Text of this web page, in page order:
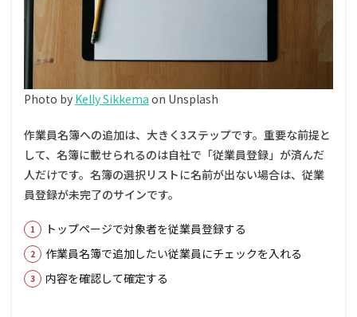
簿を
登録
する
的な
3
済み
の名
あと
から
作業
追加
Photo by Kelly Sikkema on Unsplash
作業員名簿への追加は、大きく3ステップです。重要な前提と
して、名簿に載せられるのは自社で「従業員登録」が済んだ
人だけです。名簿の選択リストに名前が出ない場合は、従業
員登録が未完了のサインです。
トップページで対象者を従業員登録する
作業員名簿で追加したい従業員にチェックを入れる
内容を確認して確定する